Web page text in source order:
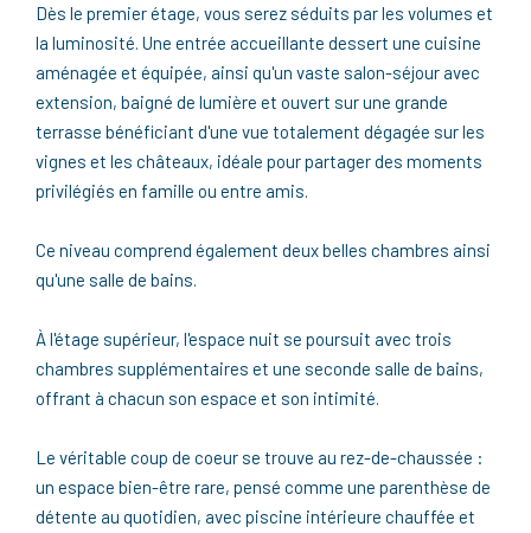
Dès le premier étage, vous serez séduits par les volumes et
la luminosité. Une entrée accueillante dessert une cuisine
aménagée et équipée, ainsi qu'un vaste salon-séjour avec
extension, baigné de lumière et ouvert sur une grande
terrasse bénéficiant d'une vue totalement dégagée sur les
vignes et les châteaux, idéale pour partager des moments
privilégiés en famille ou entre amis.
Ce niveau comprend également deux belles chambres ainsi
qu'une salle de bains.
À l'étage supérieur, l'espace nuit se poursuit avec trois
chambres supplémentaires et une seconde salle de bains,
offrant à chacun son espace et son intimité.
Le véritable coup de coeur se trouve au rez-de-chaussée :
un espace bien-être rare, pensé comme une parenthèse de
détente au quotidien, avec piscine intérieure chauffée et